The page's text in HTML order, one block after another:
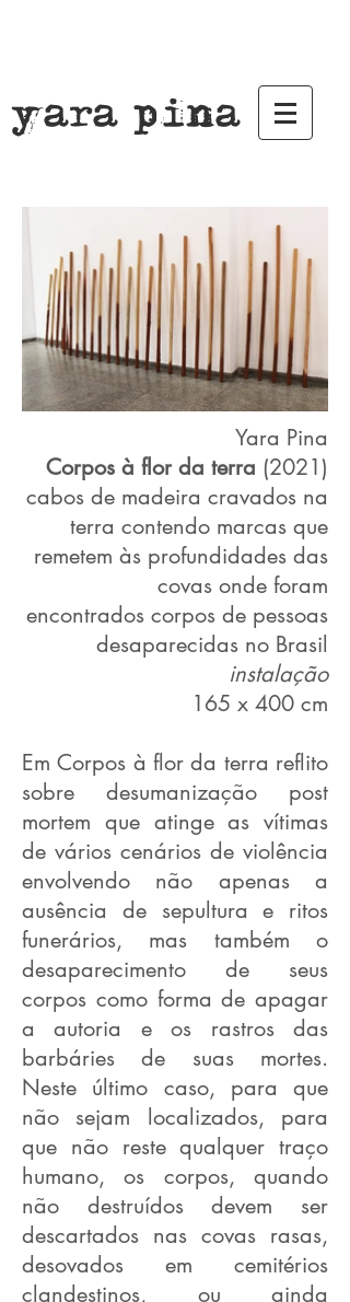
yara pina
Yara Pina
Corpos à flor da terra (2021)
cabos de madeira cravados na
terra contendo marcas que
remetem às profundidades das
covas onde foram
encontrados corpos de pessoas
desaparecidas no Brasil
instalação
165 x 400 cm
Em Corpos à flor da terra reflito
sobre desumanização post
mortem que atinge as vítimas
de vários cenários de violência
envolvendo não apenas a
ausência de sepultura e ritos
funerários, mas também o
desaparecimento de seus
corpos como forma de apagar
a autoria e os rastros das
barbáries de suas mortes.
Neste último caso, para que
não sejam localizados, para
que não reste qualquer traço
humano, os corpos, quando
não destruídos devem ser
descartados nas covas rasas,
desovados em cemitérios
clandestinos, ou ainda